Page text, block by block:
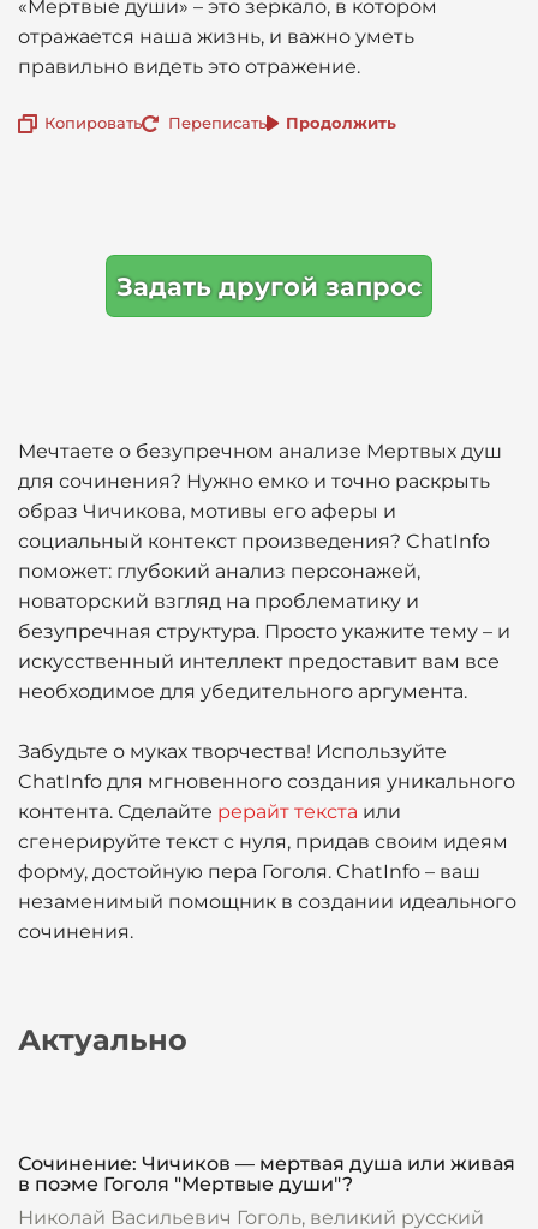
«Мертвые души» – это зеркало, в котором
отражается наша жизнь, и важно уметь
правильно видеть это отражение.
Копировать Переписать Продолжить
Задать другой запрос
Мечтаете о безупречном анализе Мертвых душ
для сочинения? Нужно емко и точно раскрыть
образ Чичикова, мотивы его аферы и
социальный контекст произведения? ChatInfo
поможет: глубокий анализ персонажей,
новаторский взгляд на проблематику и
безупречная структура. Просто укажите тему – и
искусственный интеллект предоставит вам все
необходимое для убедительного аргумента.
Забудьте о муках творчества! Используйте
ChatInfo для мгновенного создания уникального
контента. Сделайте рерайт текста или
сгенерируйте текст с нуля, придав своим идеям
форму, достойную пера Гоголя. ChatInfo – ваш
незаменимый помощник в создании идеального
сочинения.
Актуально
Сочинение: Чичиков — мертвая душа или живая
в поэме Гоголя "Мертвые души"?
Николай Васильевич Гоголь, великий русский